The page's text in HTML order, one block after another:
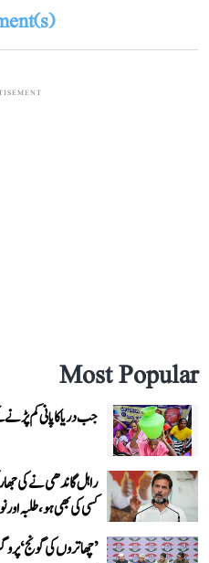
Most Popular
جب دریا کا پانی کم
راہل گاندھی نے کی
کسی کی بھی ہو، طلبہ
’چھاتروں کی گونج‘